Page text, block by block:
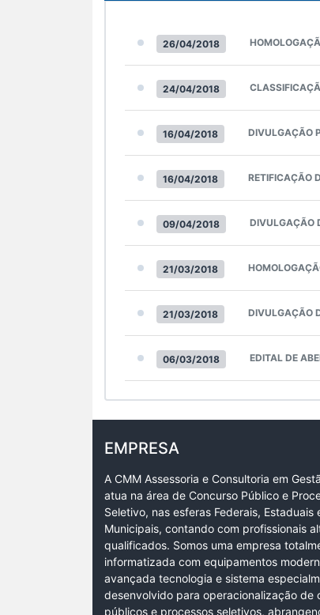
26/04/2018
24/04/2018
16/04/2018 DIVULGAÇÃO
16/04/2018 RETIFICAÇÃO
09/04/2018 DIVULGAÇÃO
21/03/2018
21/03/2018 DIVULGAÇÃO
06/03/2018 EDITAL DE
EMPRESA
A CMM Assessoria e Consultoria em
atua na área de Concurso Público e
Seletivo, nas esferas Federais, Estaduais
Municipais, contando com profissionais
qualificados. Somos uma empresa
informatizada com equipamentos
avançada tecnologia e sistema
desenvolvido para operacionalização de
públicos e processos seletivos,